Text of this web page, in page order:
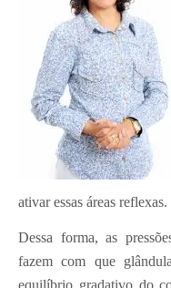
ativar essas áreas reflexas.
Dessa forma, as
fazem com que
equilíbrio gradativo do